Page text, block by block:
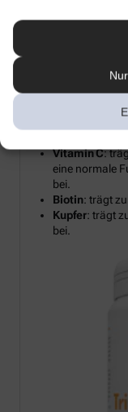
Rühren Sie 2×
erfrischendes
*Zugelassene
Vitamin C:
eine normale
bei.
Biotin: trägt
Kupfer: trägt
bei.